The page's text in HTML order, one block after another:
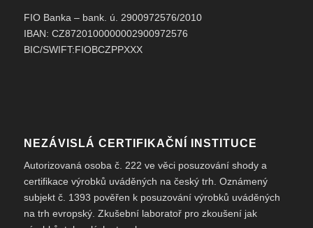
FIO Banka – bank. ú. 2900972576/2010
IBAN: CZ8720100000002900972576
BIC/SWIFT:FIOBCZPPXXX
NEZÁVISLÁ CERTIFIKAČNÍ INSTITUCE
Autorizovaná osoba č. 222 ve věci posuzování shody a
certifikace výrobků uváděných na český trh. Oznámený
subjekt č. 1393 pověřen k posuzování výrobků uváděných
na trh evropský. Zkušební laboratoř pro zkoušení jak